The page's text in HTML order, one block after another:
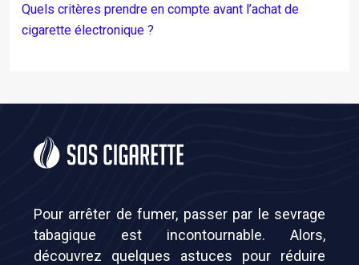
Quels critères prendre en compte avant l’achat de
cigarette électronique ?
Pour arrêter de fumer, passer par le sevrage
tabagique est incontournable. Alors,
découvrez quelques astuces pour réduire